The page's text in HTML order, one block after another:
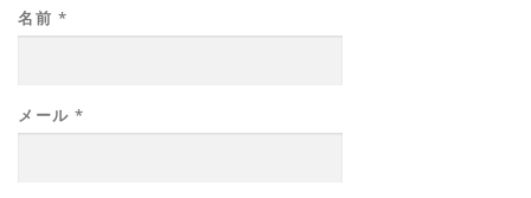
名前 *
メール *